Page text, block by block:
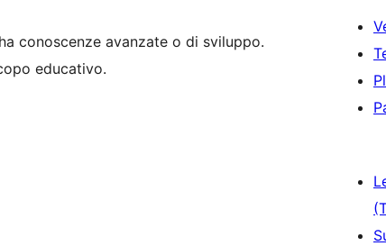
conoscenze avanzate o di sviluppo.
educativo.